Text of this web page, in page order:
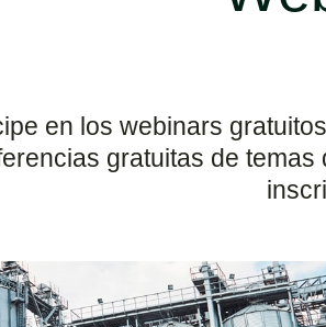
en los webinars
gratuitas de